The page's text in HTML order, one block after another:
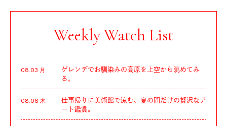
Weekly Watch List
08.03 月
ゲレンデでお馴染みの高原を上空から眺めてみ
る。
08.06 木
仕事帰りに美術館で涼む、夏の間だけの贅沢なア
ート鑑賞。